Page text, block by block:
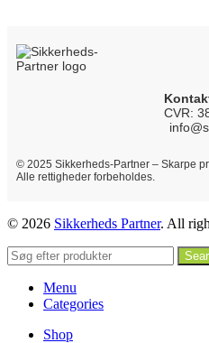
CVR:
© 2025 Sikkerheds-Partner – Skarpe
Alle rettigheder forbeholdes.
© 2026 Sikkerheds Partner. All
Menu
Categories
Shop